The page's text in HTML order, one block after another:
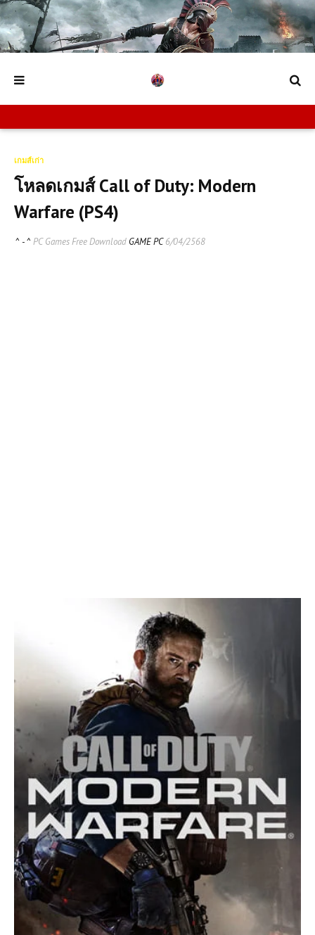
เกมส์เก่า
โหลดเกมส์ Call of Duty: Modern
Warfare (PS4)
^ - ^ PC Games Free Download GAME PC6/04/2568